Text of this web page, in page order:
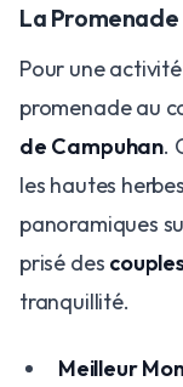
La
Pour une
promenade au
de Campuhan.
les hautes
panoramiques
prisé des
tranquillité.
Meilleur